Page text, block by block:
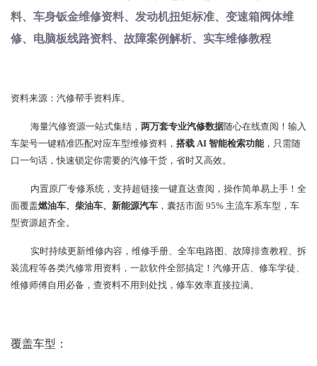
料、车身钣金维修资料、发动机扭矩标准、变速箱阀体维
修、电脑板线路资料、故障案例解析、实车维修教程
资料来源：汽修帮手资料库。
海量汽修资源一站式集结， 两万套专业汽修数据随心在线查阅！输入
车架号一键精准匹配对应车型维修资料， 搭载 AI 智能检索功能 ，只需随
口一句话，快速锁定你需要的汽修干货，省时又高效。
内置原厂专修系统，支持超链接一键直达查阅，操作简单易上手！全
面覆盖燃油车、柴油车、新能源汽车 ，囊括市面 95% 主流车系车型，车
型资源超齐全。
实时持续更新维修内容，维修手册、全车电路图、故障排查教程、拆
装流程等各类汽修常用资料，一款软件全部搞定！汽修开店、修车学徒、
维修师傅自用必备，查资料不用到处找，修车效率直接拉满。
覆盖车型：